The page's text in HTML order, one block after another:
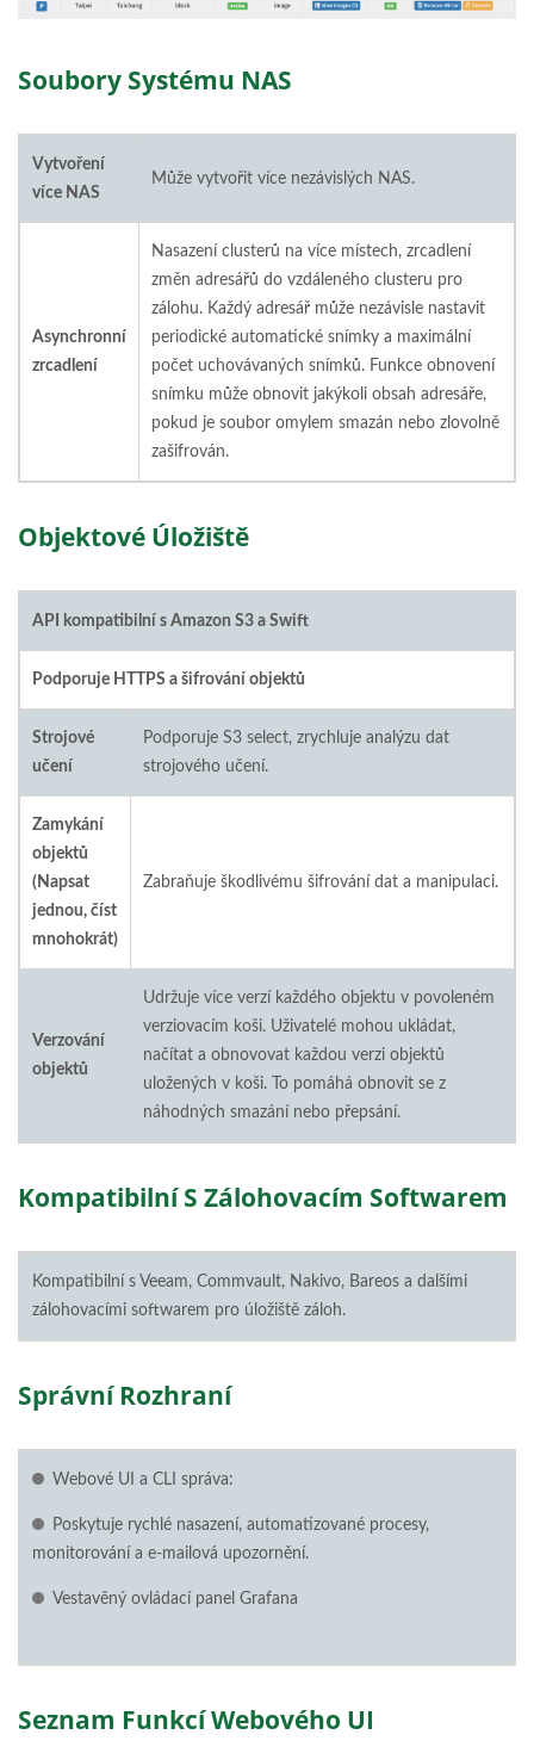
Soubory Systému NAS
Vytvoření
více NAS
Může vytvořit více nezávislých NAS.
Asynchronní
zrcadlení
Nasazení clusterů na více místech, zrcadlení
změn adresářů do vzdáleného clusteru pro
zálohu. Každý adresář může nezávisle nastavit
periodické automatické snímky a maximální
počet uchovávaných snímků. Funkce obnovení
snímku může obnovit jakýkoli obsah adresáře,
pokud je soubor omylem smazán nebo zlovolně
zašifrován.
Objektové Úložiště
API kompatibilní s Amazon S3 a Swift
Podporuje HTTPS a šifrování objektů
Strojové
učení
Podporuje S3 select, zrychluje analýzu dat
strojového učení.
Zamykání
objektů
(Napsat
jednou, číst
mnohokrát)
Zabraňuje škodlivému šifrování dat a manipulaci.
Verzování
objektů
Udržuje více verzí každého objektu v povoleném
verziovacím koši. Uživatelé mohou ukládat,
načítat a obnovovat každou verzi objektů
uložených v koši. To pomáhá obnovit se z
náhodných smazání nebo přepsání.
Kompatibilní S Zálohovacím Softwarem
Kompatibilní s Veeam, Commvault, Nakivo, Bareos a dalšími
zálohovacími softwarem pro úložiště záloh.
Správní Rozhraní
Webové UI a CLI správa:
Poskytuje rychlé nasazení, automatizované procesy,
monitorování a e-mailová upozornění.
Vestavěný ovládací panel Grafana
Seznam Funkcí Webového UI